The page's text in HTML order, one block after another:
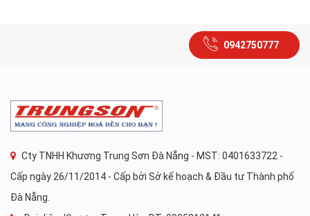
0942750777
Cty TNHH Khương Trung Sơn Đà Nẵng - MST: 0401633722 -
Cấp ngày 26/11/2014 - Cấp bởi Sở kế hoạch & Đầu tư Thành phố
Đà Nẵng.